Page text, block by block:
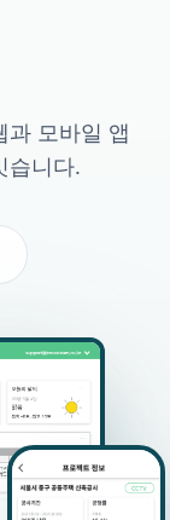
과 모바일 앱
습니다.